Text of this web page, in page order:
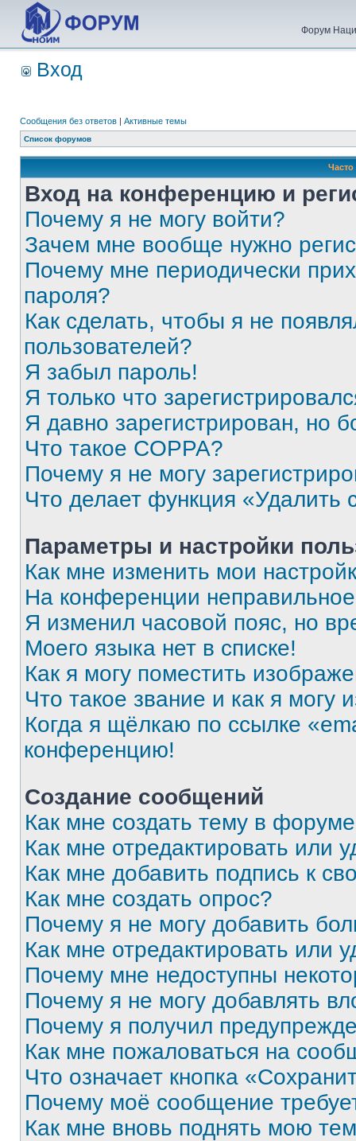
Форум
Вход
Сообщения без ответов | Активные темы
Список форумов
Вход на конференцию и
Почему я не могу войти?
Зачем мне вообще нужно
Почему мне периодически
пароля?
Как сделать, чтобы я не
пользователей?
Я забыл пароль!
Я только что
Я давно зарегистрирован, но
Что такое COPPA?
Почему я не могу
Что делает функция «Удалить
Параметры и настройки
Как мне изменить мои
На конференции
Я изменил часовой пояс, но
Моего языка нет в списке!
Как я могу поместить
Что такое звание и как я могу
Когда я щёлкаю по ссылке
конференцию!
Создание сообщений
Как мне создать тему в
Как мне отредактировать или
Как мне добавить подпись к
Как мне создать опрос?
Почему я не могу добавить
Как мне отредактировать или
Почему мне недоступны
Почему я не могу добавлять
Почему я получил
Как мне пожаловаться на
Что означает кнопка
Почему моё сообщение
Как мне вновь поднять мою